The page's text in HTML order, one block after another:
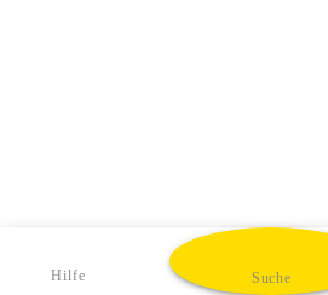
Hilfe Suche